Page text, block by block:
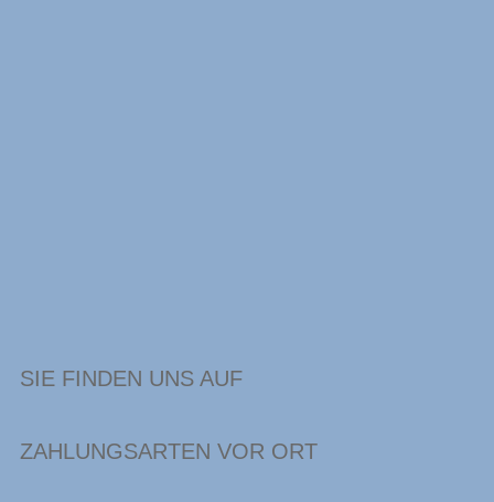
SIE FINDEN UNS AUF
ZAHLUNGSARTEN VOR ORT